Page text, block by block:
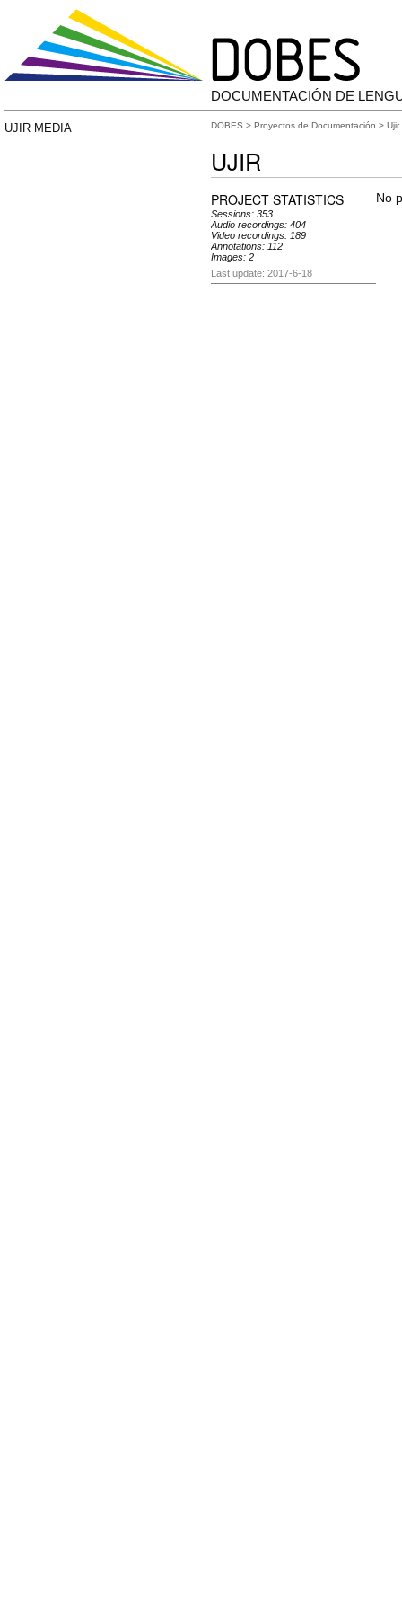
DOCUMENTACIÓN DE
UJIR MEDIA DOBES > Proyectos de Documentación > Ujir
UJIR
PROJECT STATISTICS
Sessions: 353
Audio recordings: 404
Video recordings: 189
Annotations: 112
Images: 2
Last update: 2017-6-18
No